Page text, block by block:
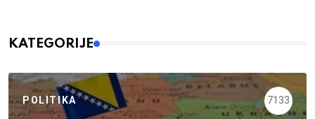
KATEGORIJE
POLITIKA 7133